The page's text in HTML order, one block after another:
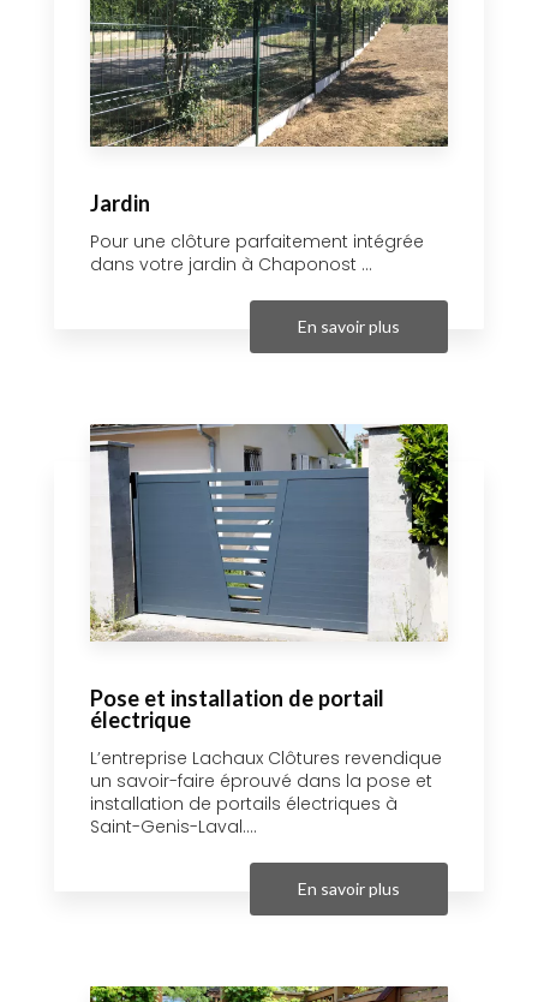
Jardin
Pour une clôture parfaitement intégrée
dans votre jardin à Chaponost ...
En savoir plus
Pose et installation de portail
électrique
L’entreprise Lachaux Clôtures revendique
un savoir-faire éprouvé dans la pose et
installation de portails électriques à
Saint-Genis-Laval....
En savoir plus